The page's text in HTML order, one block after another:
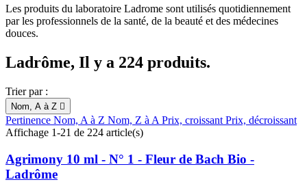
Les produits du laboratoire Ladrome sont utilisés quotidiennement
par les professionnels de la santé, de la beauté et des médecines
douces.
Ladrôme, Il y a 224 produits.
Trier par :
Nom, A à Z 
Pertinence Nom, A à Z Nom, Z à A Prix, croissant Prix, décroissant
Affichage 1-21 de 224 article(s)
Agrimony 10 ml - N° 1 - Fleur de Bach Bio -
Ladrôme